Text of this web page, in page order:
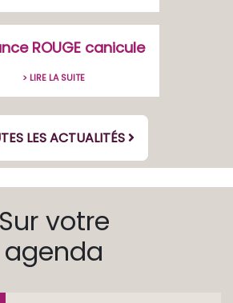
ROUGE canicule
> LIRE LA SUITE
LES ACTUALITÉS
Sur votre
agenda